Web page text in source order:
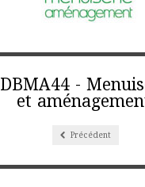
DBMA44 -
et
Précédent